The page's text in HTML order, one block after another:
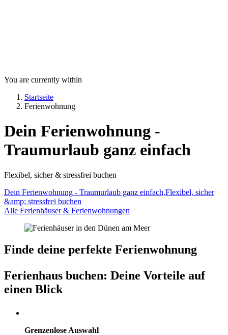
You are currently within
Startseite
Ferienwohnung
Dein Ferienwohnung -
Traumurlaub ganz einfach
Flexibel, sicher & stressfrei buchen
Dein Ferienwohnung - Traumurlaub ganz einfach,Flexibel, sicher
&amp; stressfrei buchen
Alle Ferienhäuser & Ferienwohnungen
Finde deine perfekte Ferienwohnung
Ferienhaus buchen: Deine Vorteile auf
einen Blick
Grenzenlose Auswahl